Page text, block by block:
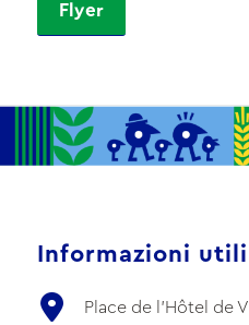
Flyer
Informazioni utili
Place de l'Hôtel de